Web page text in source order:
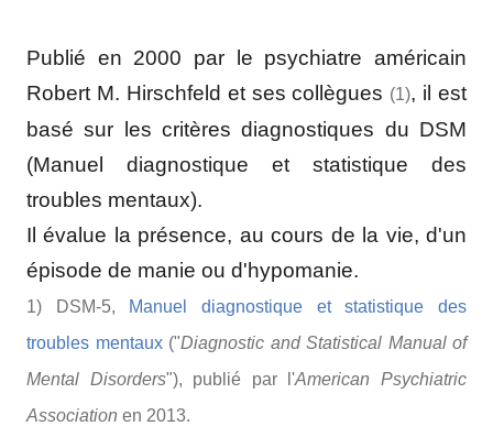
Publié en 2000 par le psychiatre américain
Robert M. Hirschfeld et ses collègues (1), il est
basé sur les critères diagnostiques du DSM
(Manuel diagnostique et statistique des
troubles mentaux).
Il évalue la présence, au cours de la vie, d'un
épisode de manie ou d'hypomanie.
1) DSM-5, Manuel diagnostique et statistique des
troubles mentaux("Diagnostic and Statistical Manual of
Mental Disorders"), publié par l'American Psychiatric
Association en 2013.